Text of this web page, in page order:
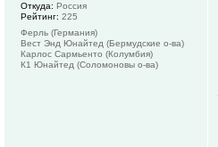
Откуда: Россия
Рейтинг: 225
Ферль (Германия)
Вест Энд Юнайтед (Бермудские о-ва)
Карлос Сармьенто (Колумбия)
К1 Юнайтед (Соломоновы о-ва)